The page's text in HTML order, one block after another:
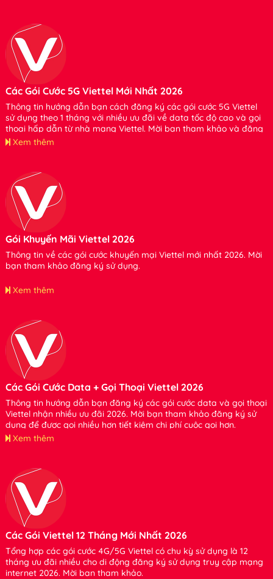
Các Gói Cước 5G Viettel Mới Nhất 2026
Thông tin hướng dẫn bạn cách đăng ký các gói cước 5G Viettel
sử dụng theo 1 tháng với nhiều ưu đãi về data tốc độ cao và gọi
thoại hấp dẫn từ nhà mạng Viettel. Mời bạn tham khảo và đăng
ký sử dụng nhé
Xem thêm
Gói Khuyến Mãi Viettel 2026
Thông tin về các gói cước khuyến mại Viettel mới nhất 2026. Mời
bạn tham khảo đăng ký sử dụng.
Xem thêm
Các Gói Cước Data + Gọi Thoại Viettel 2026
Thông tin hướng dẫn bạn đăng ký các gói cước data và gọi thoại
Viettel nhận nhiều ưu đãi 2026. Mời bạn tham khảo đăng ký sử
dụng để được gọi nhiều hơn tiết kiệm chi phí cuộc gọi hơn.
Xem thêm
Các Gói Viettel 12 Tháng Mới Nhất 2026
Tổng hợp các gói cước 4G/5G Viettel có chu kỳ sử dụng là 12
tháng ưu đãi nhiều cho di động đăng ký sử dụng truy cập mạng
internet 2026. Mời bạn tham khảo.